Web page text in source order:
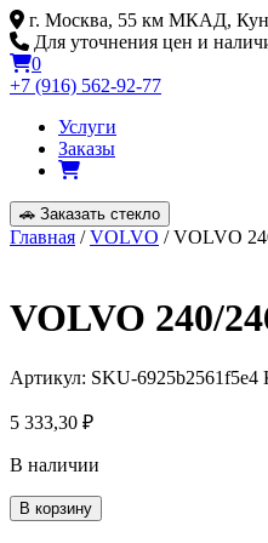
Skip
to
content
г. Москва, 55 км МКАД,
Для уточнения цен и
0
+7 (916) 562-92-77
Услуги
Заказы
🚗 Заказать стекло
Главная /VOLVO / VOLVO
VOLVO 240/
Артикул: SKU-6925b2561f5e4
5 333,30 ₽
В наличии
Количество
товара
В корзину